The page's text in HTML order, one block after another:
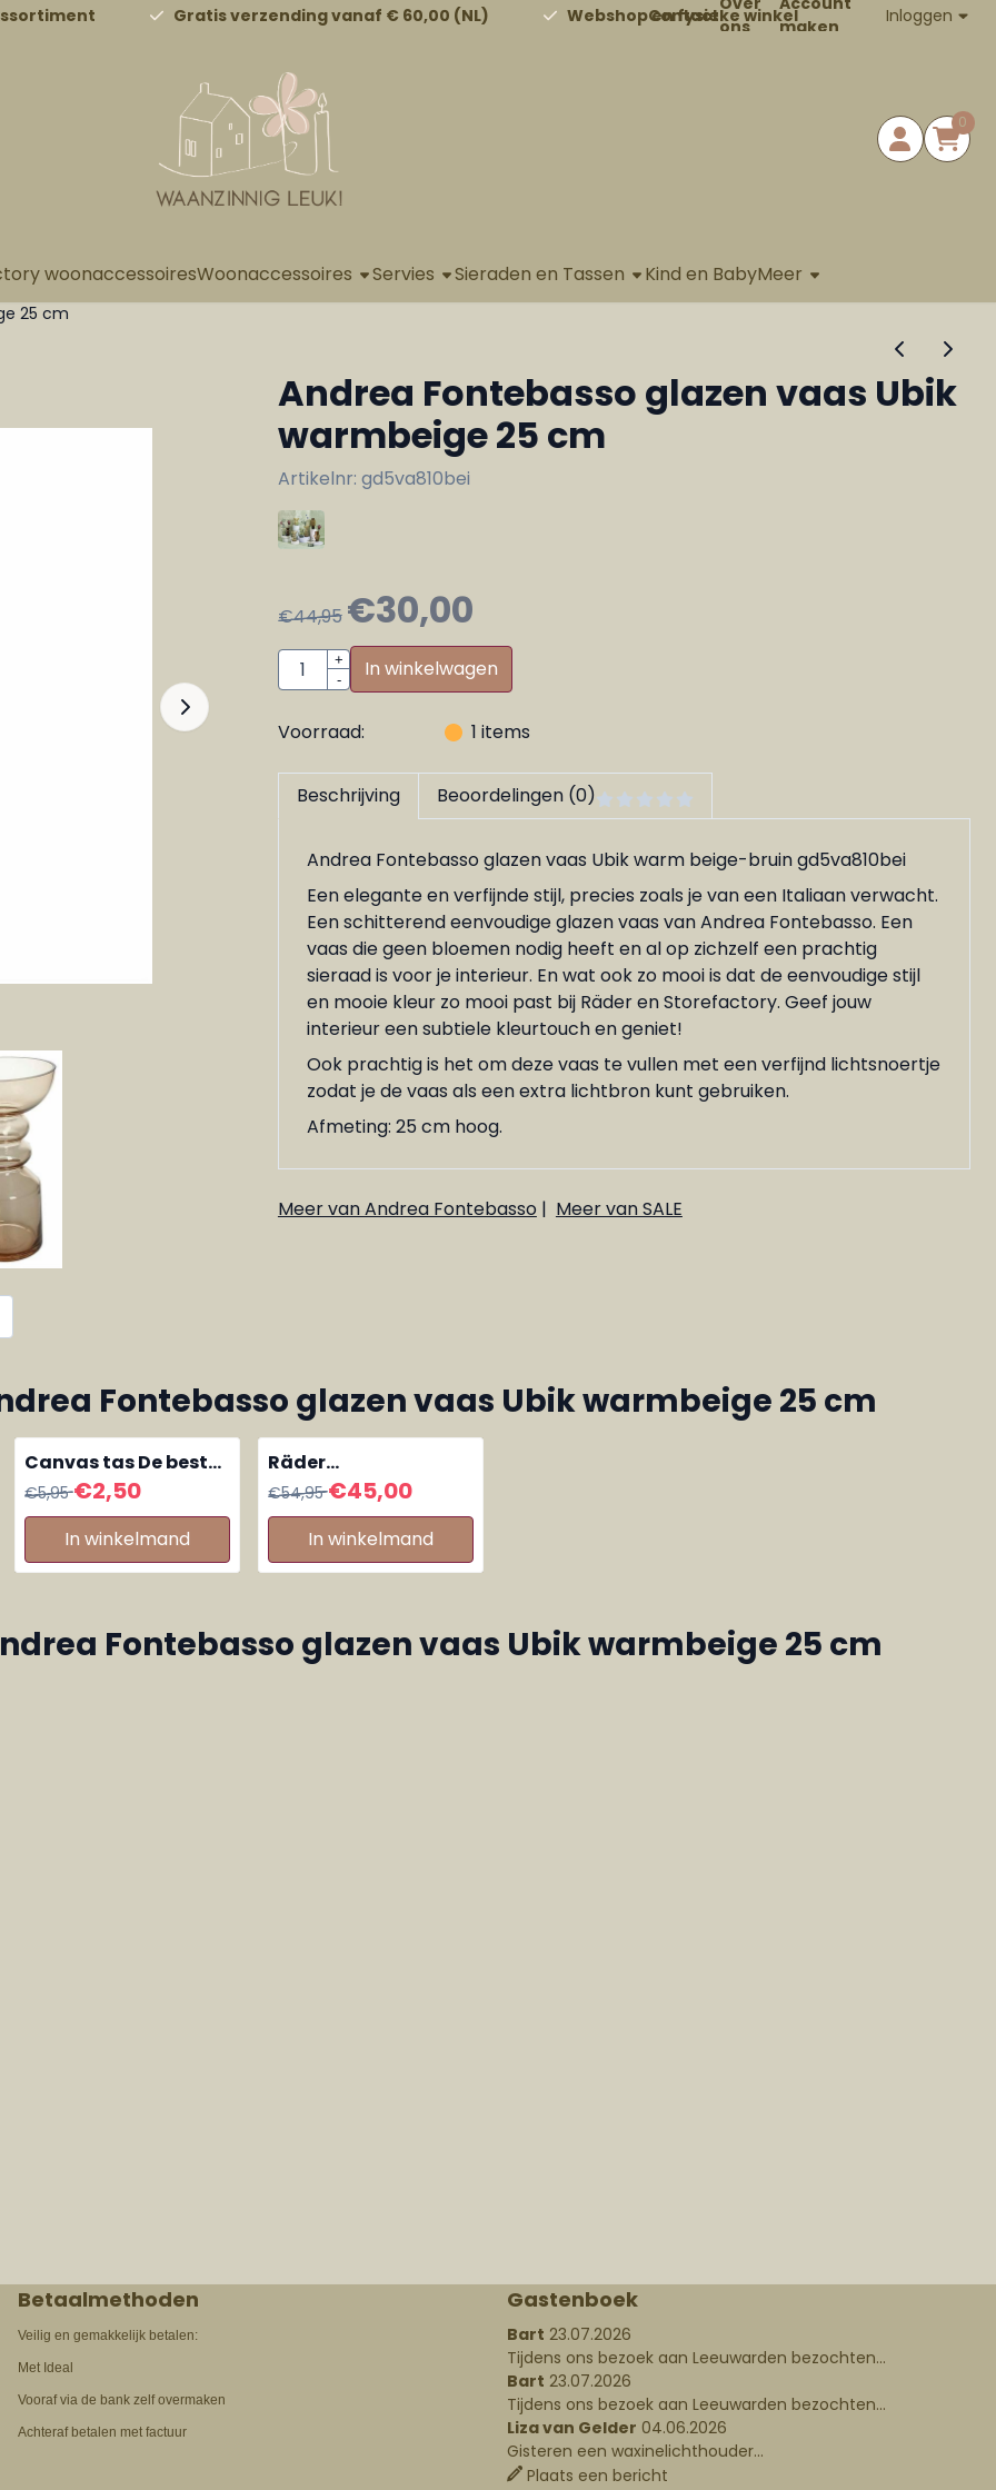
alle cookies toe. Gratis verzending vanaf € 60,00 (NL) Webshop en fysieke winkel
Contact
ons
maken
Inloggen
0
woonaccessoiresWoonaccessoires Servies Sieraden en Tassen Kind en BabyMeer
25 cm
Andrea Fontebasso glazen vaas Ubik
warmbeige 25 cm
Artikelnr: gd5va810bei
€44,95 €30,00
Aantal
+
-
In winkelwagen
Voorraad: 1 items
Beschrijving Beoordelingen (0)
Andrea Fontebasso glazen vaas Ubik warm beige-bruin gd5va810bei
Een elegante en verfijnde stijl, precies zoals je van een Italiaan verwacht.
Een schitterend eenvoudige glazen vaas van Andrea Fontebasso. Een
vaas die geen bloemen nodig heeft en al op zichzelf een prachtig
sieraad is voor je interieur. En wat ook zo mooi is dat de eenvoudige stijl
en mooie kleur zo mooi past bij Räder en Storefactory. Geef jouw
interieur een subtiele kleurtouch en geniet!
Ook prachtig is het om deze vaas te vullen met een verfijnd lichtsnoertje
zodat je de vaas als een extra lichtbron kunt gebruiken.
Afmeting: 25 cm hoog.
Meer van Andrea Fontebasso | Meer van SALE
Fontebasso glazen vaas Ubik warmbeige 25 cm
Canvas tas De beste
meester
Van 5,95 voor 2,50
€5,95€2,50
In winkelmand
Räder
waxinelichthouder
Forest Crip
Van 54,95 voor 45,00
€54,95€45,00
In winkelmand
Fontebasso glazen vaas Ubik warmbeige 25 cm
Betaalmethoden
Veilig en gemakkelijk betalen:
Met Ideal
Vooraf via de bank zelf overmaken
Achteraf betalen met factuur
Gastenboek
Bart 23.07.2026
Tijdens ons bezoek aan Leeuwarden bezochten...
Bart 23.07.2026
Tijdens ons bezoek aan Leeuwarden bezochten...
Liza van Gelder 04.06.2026
Gisteren een waxinelichthouder...
Plaats een bericht